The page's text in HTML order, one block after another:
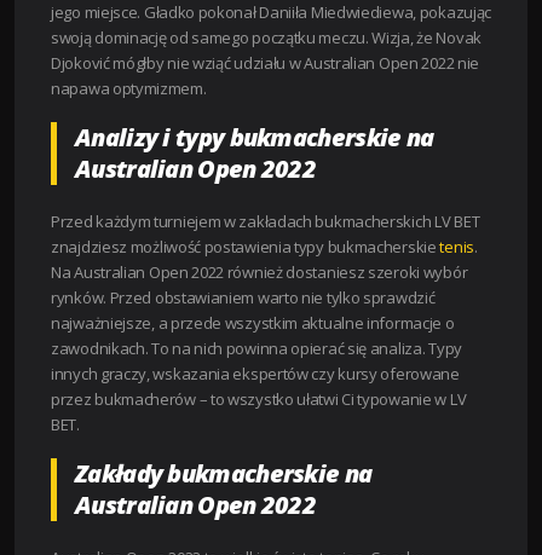
jego miejsce. Gładko pokonał Daniiła Miedwiediewa, pokazując
swoją dominację od samego początku meczu. Wizja, że Novak
Djoković mógłby nie wziąć udziału w Australian Open 2022 nie
napawa optymizmem.
Analizy i typy bukmacherskie na
Australian Open 2022
Przed każdym turniejem w zakładach bukmacherskich LV BET
znajdziesz możliwość postawienia typy bukmacherskietenis.
Na Australian Open 2022 również dostaniesz szeroki wybór
rynków. Przed obstawianiem warto nie tylko sprawdzić
najważniejsze, a przede wszystkim aktualne informacje o
zawodnikach. To na nich powinna opierać się analiza. Typy
innych graczy, wskazania ekspertów czy kursy oferowane
przez bukmacherów – to wszystko ułatwi Ci typowanie w LV
BET.
Zakłady bukmacherskie na
Australian Open 2022